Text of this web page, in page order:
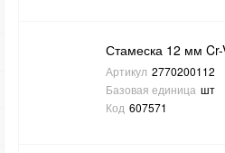
Стамеска 12 мм
Артикул 2770200112
Базовая единица шт
Код 607571